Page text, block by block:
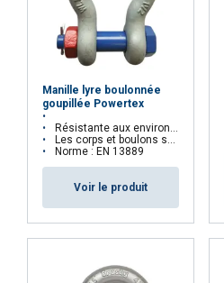
Grade:
Manille lyre boulonnée
goupillée Powertex
Résistante aux environnements exigeants
Les corps et boulons sont marqués d'un numéro de lot
Norme : EN 13889
Voir le produit